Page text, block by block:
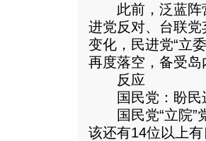
此前，泛蓝阵营
进党反对、台联
变化，民进党“立
再度落空，备受岛
反应
国民党：盼民
国民党“立院”党
该还有14位以上